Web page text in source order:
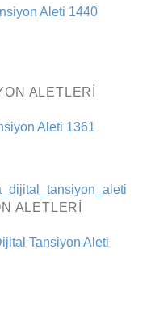
Aleti 1440
ALETLERI
Aleti 1361
ALETLERI
Tansiyon Aleti